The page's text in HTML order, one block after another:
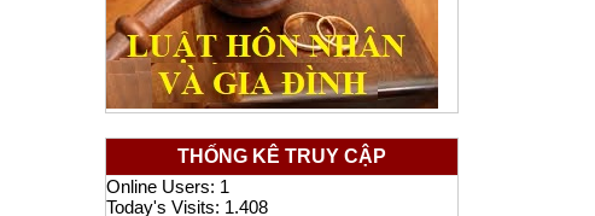
THỐNG KÊ TRUY CẬP
Online Users: 1
Today's Visits: 1.408